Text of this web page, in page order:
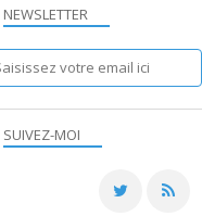
NEWSLETTER
SUIVEZ-MOI